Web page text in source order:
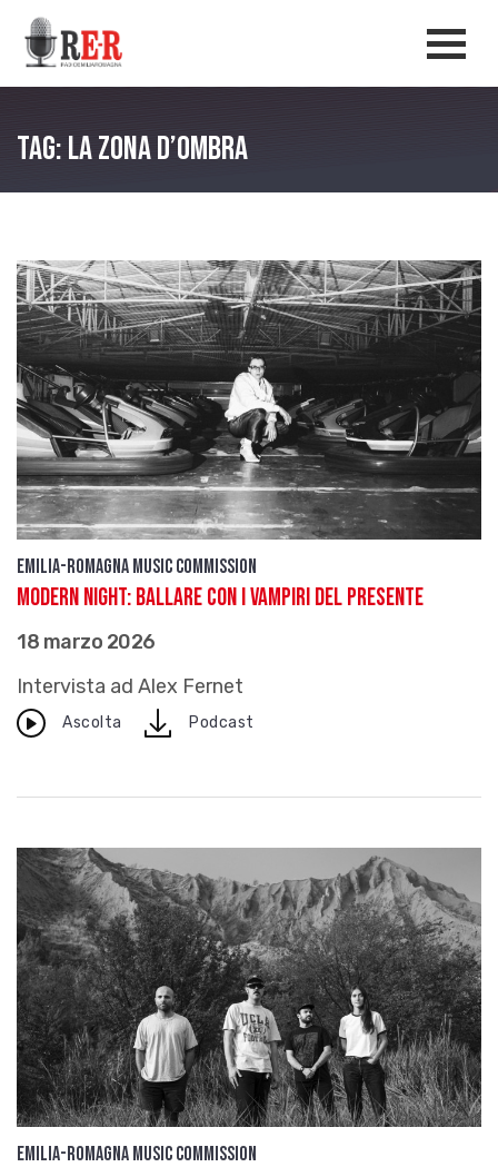
Salta al contenuto principale
Tag: la zona d’ombra
Emilia-Romagna Music Commission
Modern Night: ballare con i vampiri del presente
18 marzo 2026
Intervista ad Alex Fernet
Ascolta downloadPodcast
Emilia-Romagna Music Commission